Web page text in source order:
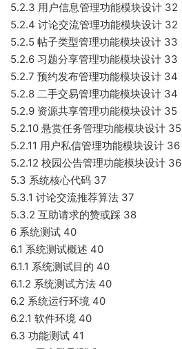
5.2.3 用户信息管理功能模块设计 32
5.2.4 讨论交流管理功能模块设计 32
5.2.5 帖子类型管理功能模块设计 33
5.2.6 习题分享管理功能模块设计 33
5.2.7 预约发布管理功能模块设计 34
5.2.8 二手交易管理功能模块设计 34
5.2.9 资源共享管理功能模块设计 35
5.2.10 悬赏任务管理功能模块设计 35
5.2.11 用户私信管理功能模块设计 36
5.2.12 校园公告管理功能模块设计 36
5.3 系统核心代码 37
5.3.1 讨论交流推荐算法 37
5.3.2 互助请求的赞或踩 38
6 系统测试 40
6.1 系统测试概述 40
6.1.1 系统测试目的 40
6.1.2 系统测试方法 40
6.2 系统运行环境 40
6.2.1 软件环境 40
6.3 功能测试 41